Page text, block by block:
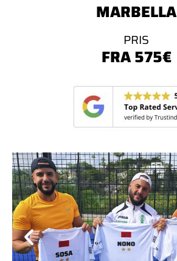
MARBELLA
PRIS
FRA 575€